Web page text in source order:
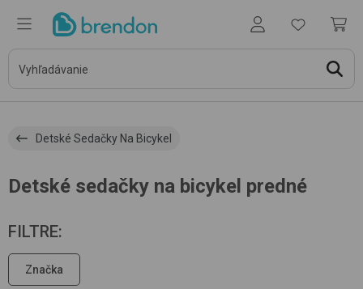
Detské Sedačky Na Bicykel
Detské sedačky na bicykel predné
FILTRE:
Značka